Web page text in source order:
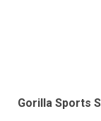
Gorilla Sports